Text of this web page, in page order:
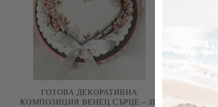
ГОТОВА ДЕКОРАТИВНА
КОМПОЗИЦИЯ ВЕНЕЦ СЪРЦЕ – 3D